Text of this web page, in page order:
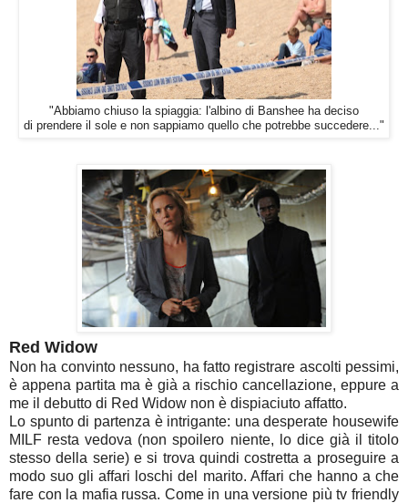
"Abbiamo chiuso la spiaggia: l'albino di Banshee ha deciso
di prendere il sole e non sappiamo quello che potrebbe succedere..."
Red Widow
Non ha convinto nessuno, ha fatto registrare ascolti pessimi,
è appena partita ma è già a rischio cancellazione, eppure a
me il debutto di Red Widow non è dispiaciuto affatto.
Lo spunto di partenza è intrigante: una desperate housewife
MILF resta vedova (non spoilero niente, lo dice già il titolo
stesso della serie) e si trova quindi costretta a proseguire a
modo suo gli affari loschi del marito. Affari che hanno a che
fare con la mafia russa. Come in una versione più tv friendly